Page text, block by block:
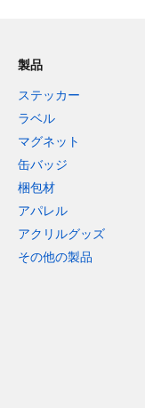
製品
ステッカー
ラベル
マグネット
缶バッジ
梱包材
アパレル
アクリルグッズ
その他の製品